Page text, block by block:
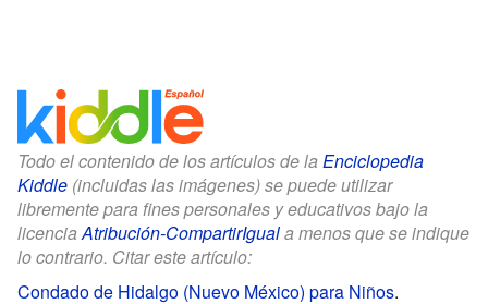
Todo el contenido de los artículos de la Enciclopedia
Kiddle (incluidas las imágenes) se puede utilizar
libremente para fines personales y educativos bajo la
licenciaAtribución-CompartirIguala menos que se indique
lo contrario. Citar este artículo:
Condado de Hidalgo (Nuevo México) para Niños.